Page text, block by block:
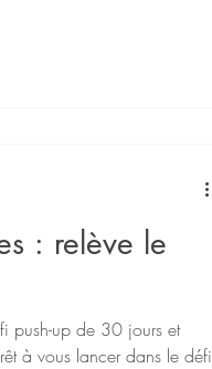
: relève le
push-up de 30 jours et
à vous lancer dans le défi